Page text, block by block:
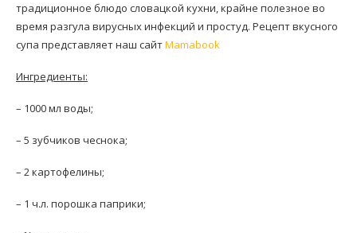
традиционное блюдо словацкой кухни, крайне полезное во
время разгула вирусных инфекций и простуд. Рецепт вкусного
супа представляет наш сайтMamabook
Ингредиенты:
– 1000 мл воды;
– 5 зубчиков чеснока;
– 2 картофелины;
– 1 ч.л. порошка паприки;